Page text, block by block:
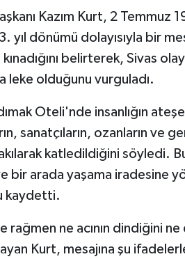
Kazım Kurt, 2 Temmuz
yıl dönümü dolayısıyla bir
belirterek, Sivas
leke olduğunu vurguladı.
Oteli'nde insanlığın
sanatçıların, ozanların ve
katledildiğini söyledi.
bir arada yaşama iradesine
kaydetti.
rağmen ne acının dindiğini
Kurt, mesajına şu